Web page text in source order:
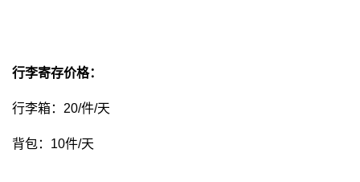
行李寄存价格：
行李箱：20/件/天
背包：10件/天